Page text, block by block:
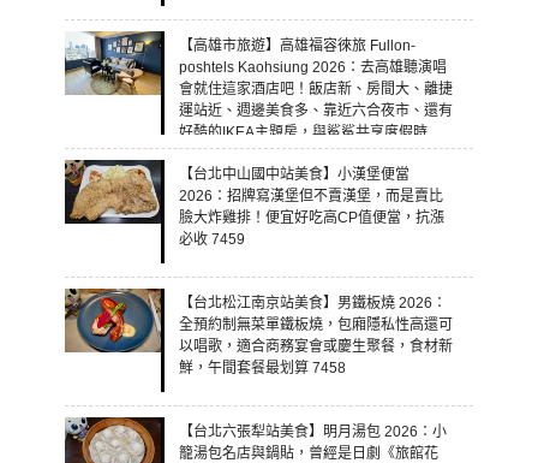
【高雄市旅遊】高雄福容徠旅 Fullon-
poshtels Kaohsiung 2026：去高雄聽演唱
會就住這家酒店吧！飯店新、房間大、離捷
運站近、週邊美食多、靠近六合夜市、還有
好酷的IKEA主題房，與鯊鯊共享度假時
光！ 7460
【台北中山國中站美食】小漢堡便當
2026：招牌寫漢堡但不賣漢堡，而是賣比
臉大炸雞排！便宜好吃高CP值便當，抗漲
必收 7459
【台北松江南京站美食】男鐵板燒 2026：
全預約制無菜單鐵板燒，包廂隱私性高還可
以唱歌，適合商務宴會或慶生聚餐，食材新
鮮，午間套餐最划算 7458
【台北六張犁站美食】明月湯包 2026：小
籠湯包名店與鍋貼，曾經是日劇《旅館花